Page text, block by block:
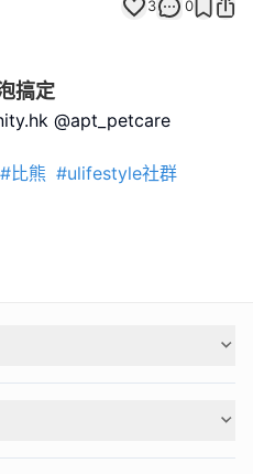
3 0
搞定
@apt_petcare
#比熊 #ulifestyle社群